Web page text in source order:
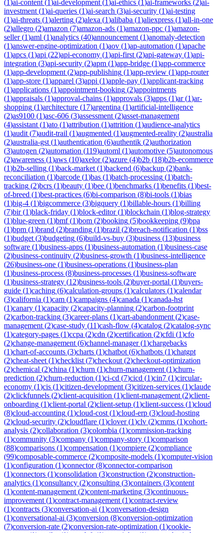
(1)ai-content (1)ai-development (1)ai-ethics (1)ai-frameworks (2)ai-
investment (1)ai-queries (1)ai-search (3)ai-security (1)ai-testing
(1)ai-threats (1)alerting (2)alexa (1)alibaba (1)aliexpress (1)all-in-one
(2)allegro (2)amazon (7)amazon-ads (1)amazon-ppc (1)amazon-
seller(1)aml (1)analytics (40)announcement (1)anomaly-detection
(1)answer-engine-optimization (1)aov (1)ap-automation (1)apache
(1)apcs (1)api (22)api-economy (1)api-first (2)api-gateway (1)api-
integration (3)api-security (2)apm (1)app-bridge (1)app-commerce
(1)app-development (2)app-publishing (1)app-review (1)app-router
(1)app-store (1)apparel (3)appi (1)apple-pay (1)applicant-tracking
(1)applications (1)appointment-booking (2)appointments
(1)appraisals (1)approval-chains (1)approvals (3)apps (1)ar(1)ar-
shopping (1)architecture (17)argentina (1)artificial-intelligence
(2)as9100 (1)asc-606 (3)assessment (2)asset-management
(4)assistant (1)ato (1)attribution (1)attrition (1)audience-analytics
(1)audit (7)audit-trail (1)augmented (1)augmented-reality (2)australia
(2)australia-gst (1)authentication (6)authentik (2)authorization
(3)autogen (2)automation (119)automl (1)automotive (5)autonomous
(2)awareness (1)aws (10)axelor(2)azure (4)b2b (18)b2b-ecommerce
(1)b2b-selling (1)back-market (1)backend (6)backup (2)bank-
reconciliation (1)barcode (1)bas (1)batch-processing (1)batch-
tracking (2)bcrs (1)beauty (1)bee (1)benchmarks (1)benefits (1)best-
of-breed (1)best-practices (6)bi-comparison (8)bi-tools (1)bias
(1)big-4 (1)bigcommerce (3)bigquery (1)billable-hours (1)billing
(7)bir(1)black-friday (1)block-editor(1)blockchain (1)blog-strategy
(1)blue-green (1)bmf(1)bom (2)booking (5)bookkeeping (9)bpa
(1)bpm (1)brand (2)branding (1)brazil (2)breach-notification (1)bss
(1)budget (3)budgeting (6)build-vs-buy (3)business (13)business
software (1)business-apps (1)business-automation (1)business-case
(2)business-continuity (2)business-growth (1)business-intelligence
(26)business-one (1)business-operations (1)business-plan
(1)business-process (8)business-processes (1)business-software
(1)business-strategy (12)business-tools (2)buyer-portal (1)buyers-
guide (1)caching (6)calculation-groups (1)calculators (1)calendar
(3)california (1)cam (1)campaigns (4)canada (1)canada-hst
(1)canary (1)capacity (2)capacity-planning (2)carbon-footprint
(2)carbon-tracking (3)career-plans (1)cart-abandonment (2)case-
management (2)case-study (11)cash-flow (4)catalog (2)catalog-sync
(1)category-pages (1)ccpa (2)cdn (2)certification (2)cfdi (1)cfo
(2)change-management (6)channel-manager(1)chargebacks
(1)chart-of-accounts (3)charts (1)chatbot (6)chatbots (1)chatgpt
(2)cheat-sheet (1)checklist (7)checkout (2)checkout-optimization
(2)chemical (2)china (1)churn (1)churn-management (1)churn-
prediction (2)churn-reduction (1)ci-cd (7)cicd (1)cin7 (1)circular-
economy (1)cis (1)citizen-development (3)citizen-services (1)claude
(2)clickfunnels (2)client-acquisition (1)client-management (2)client-
onboarding (1)client-portal (2)client-setup (1)client-success (1)cloud
(8)cloud-accounting (1)cloud-cost (1)cloud-erp (3)cloud-hosting
(2)cloud-security (2)cloudflare (1)clover(1)clv (2)cmms (1)cohort-
analysis (2)collaboration (3)colombia (1)commission-tracking
(1)community (3)company (1)company-story (1)comparison
(88)comparisons (1)compensation (1)compiere (2)compliance
(99)composable-commerce (2)composite-models (1)computer-vision
(1)configuration (1)connector(8)connector-comparison
(1)connectors (1)consolidation (3)construction (2)construction-
analytics (1)consultancy (2)consulting (3)containers (3)content
(1)content-management (2)content-marketing (3)continuous-
improvement (1)contract-management (1)contract-review
(1)contracts (3)conversation-ai (1)conversation-design
(1)conversational-ai (3)conversion (8)conversion-optimization
(7)conversion-rate (2)conversion-rate-optimization (1)cookie-